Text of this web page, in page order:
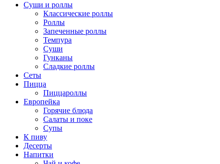
Суши и роллы
Классические роллы
Роллы
Запеченные роллы
Темпура
Суши
Гунканы
Сладкие роллы
Сеты
Пицца
Пиццароллы
Европейка
Горячие блюда
Салаты и поке
Супы
К пиву
Десерты
Напитки